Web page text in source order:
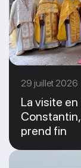
29 juillet
La visite
prend fin